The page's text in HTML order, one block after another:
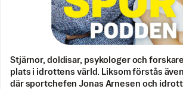
Stjärnor, doldisar, psykologer och
plats i idrottens värld. Liksom förstås
där sportchefen Jonas Arnesen och